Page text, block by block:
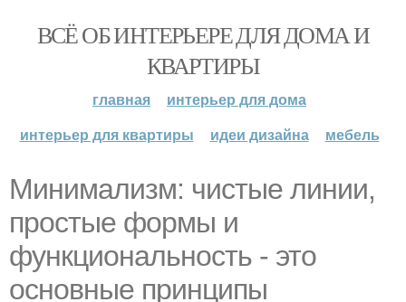
ВСЁ ОБ ИНТЕРЬЕРЕ ДЛЯ ДОМА И
КВАРТИРЫ
главная
интерьер для дома
интерьер для квартиры
идеи дизайна мебель
Минимализм: чистые линии,
простые формы и
функциональность - это
основные принципы